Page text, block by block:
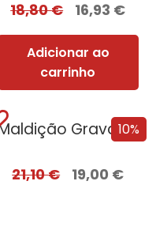
18,80€ 16,93 €
Adicionar ao
carrinho
10%
Maldição Gravada em Osso – Edição com EDGES
21,10€ 19,00 €